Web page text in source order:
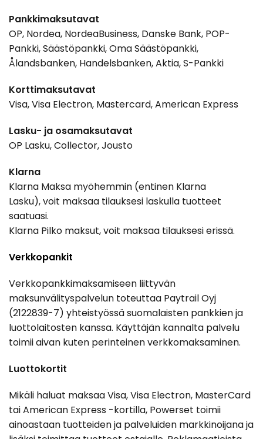
Pankkimaksutavat
OP, Nordea, NordeaBusiness, Danske Bank, POP-
Pankki, Säästöpankki, Oma Säästöpankki,
Ålandsbanken, Handelsbanken, Aktia, S-Pankki
Korttimaksutavat
Visa, Visa Electron, Mastercard, American Express
Lasku- ja osamaksutavat
OP Lasku, Collector, Jousto
Klarna
Klarna Maksa myöhemmin (entinen Klarna
Lasku), voit maksaa tilauksesi laskulla tuotteet
saatuasi.
Klarna Pilko maksut, voit maksaa tilauksesi erissä.
Verkkopankit
Verkkopankkimaksamiseen liittyvän
maksunvälityspalvelun toteuttaa Paytrail Oyj
(2122839-7) yhteistyössä suomalaisten pankkien ja
luottolaitosten kanssa. Käyttäjän kannalta palvelu
toimii aivan kuten perinteinen verkkomaksaminen.
Luottokortit
Mikäli haluat maksaa Visa, Visa Electron, MasterCard
tai American Express -kortilla, Powerset toimii
ainoastaan tuotteiden ja palveluiden markkinoijana ja